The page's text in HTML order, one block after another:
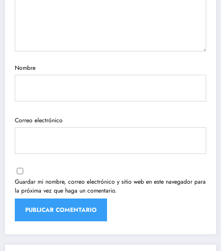
Nombre
Correo electrónico
Guardar mi nombre, correo electrónico y sitio web en este navegador para
la próxima vez que haga un comentario.